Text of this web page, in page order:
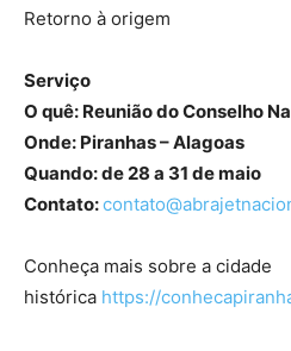
Retorno à origem
Serviço
O quê: Reunião do Conselho
Onde: Piranhas – Alagoas
Quando: de 28 a 31 de maio
Contato:
Conheça mais sobre a cidade
histórica https://